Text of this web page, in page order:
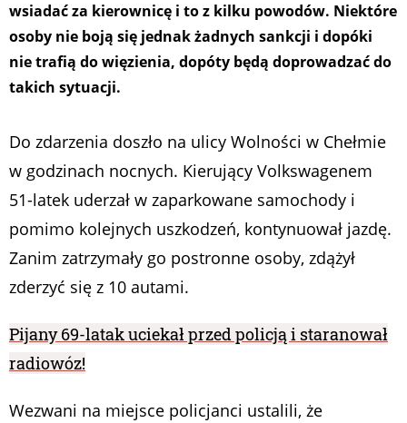
wsiadać za kierownicę i to z kilku powodów. Niektóre
osoby nie boją się jednak żadnych sankcji i dopóki
nie trafią do więzienia, dopóty będą doprowadzać do
takich sytuacji.
Do zdarzenia doszło na ulicy Wolności w Chełmie
w godzinach nocnych. Kierujący Volkswagenem
51-latek uderzał w zaparkowane samochody i
pomimo kolejnych uszkodzeń, kontynuował jazdę.
Zanim zatrzymały go postronne osoby, zdążył
zderzyć się z 10 autami.
Pijany 69-latak uciekał przed policją i staranował
radiowóz!
Wezwani na miejsce policjanci ustalili, że